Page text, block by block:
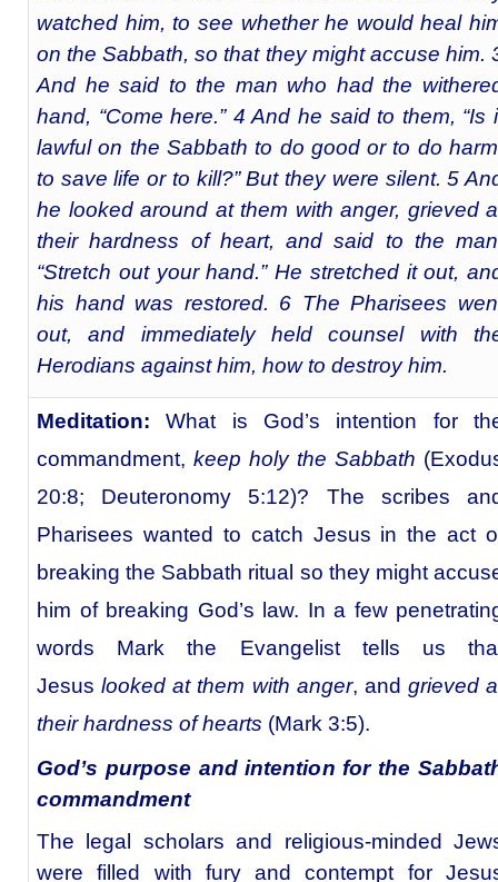
watched him, to see whether he would heal
on the Sabbath, so that they might accuse him.
And he said to the man who had the
hand, “Come here.” 4 And he said to them, “Is
lawful on the Sabbath to do good or to do
to save life or to kill?” But they were silent. 5
he looked around at them with anger, grieved
their hardness of heart, and said to the
“Stretch out your hand.” He stretched it out,
his hand was restored. 6 The Pharisees
out, and immediately held counsel with
Herodians against him, how to destroy him.
Meditation:What is God’s intention for
commandment, keep holy the Sabbath
20:8; Deuteronomy 5:12)? The scribes
Pharisees wanted to catch Jesus in the act
breaking the Sabbath ritual so they might
him of breaking God’s law. In a few
words Mark the Evangelist tells us
Jesuslooked at them with anger, and grieved
their hardness of hearts (Mark 3:5).
God’s purpose and intention for the
commandment
The legal scholars and religious-minded
were filled with fury and contempt for